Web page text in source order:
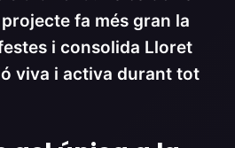
fa més gran la
i consolida Lloret
viva i activa durant tot